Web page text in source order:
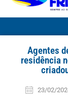
Agentes
residência
23/02/